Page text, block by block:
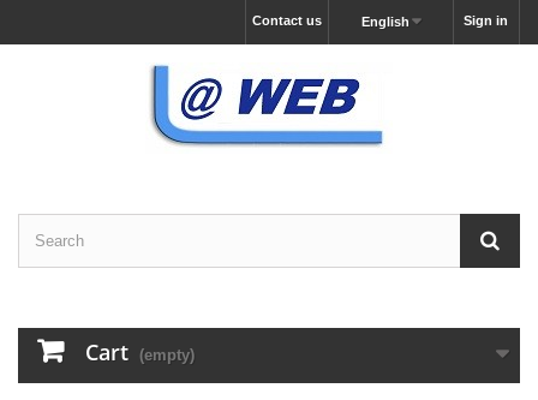
Sign in
English
Contact us
Cart (empty)